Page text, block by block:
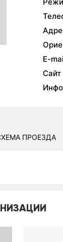
E-
Сайт
ПРОЕЗДА